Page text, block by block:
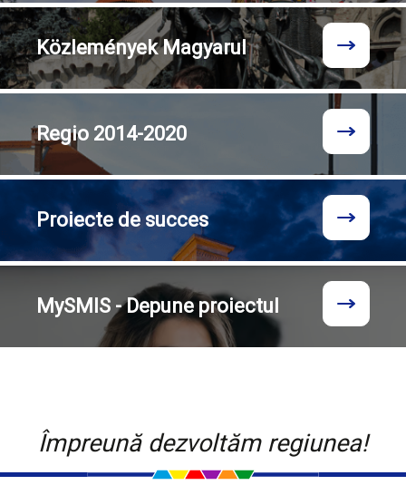
KözleményekMagyarul
Regio 2014-2020
Proiecte de succes
MySMIS - Depune proiectul
Împreună dezvoltăm regiunea!